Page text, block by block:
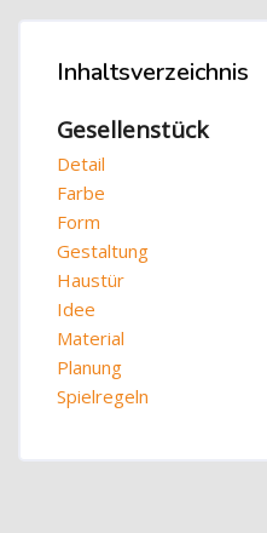
Inhaltsverzeichnis
Inhaltsverzeichnis
Gesellenstück
Detail
Farbe
Form
Gestaltung
Haustür
Idee
Material
Planung
Spielregeln